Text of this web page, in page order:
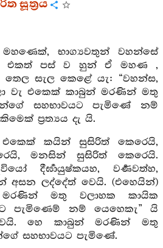
සූත්‍රය
භාග්‍යවතුන් වහන්සේ
එකත් පස් ව හුන් ඒ මහණ ,
සැල කෙළේ යැ: “වහන්ස,
වැ එකෙක් කාබුන් මරණින් මතු
සහභාවයට පැමිණේ නම්
ප්‍රත්‍යය දැ යි.
කයින් සුසිරිත් කෙරෙයි,
මනසින් සුසිරිත් කෙරෙයි.
දීර්‍ඝායුෂ්කයහ, වර්‍ණවත්හ,
අසන ලද්දේත් වෙයි. (එහෙයින්)
මතු වලාහක කායික
පැමිණෙම් නම් යෙහෙකැ” යි
හෙ කාබුන් මරණින් මතු
සහභාවයට පැමිණේ.